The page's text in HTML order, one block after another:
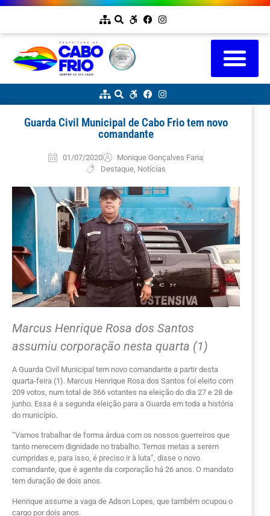
Guarda Civil Municipal de Cabo Frio tem novo
comandante
01/07/2020
Monique Gonçalves Faria
Destaque, Notícias
Marcus Henrique Rosa dos Santos
assumiu corporação nesta quarta (1)
A Guarda Civil Municipal tem novo comandante a partir desta
quarta-feira (1). Marcus Henrique Rosa dos Santos foi eleito com
209 votos, num total de 366 votantes na eleição do dia 27 e 28 de
junho. Essa é a segunda eleição para a Guarda em toda a história
do município.
“Vamos trabalhar de forma árdua com os nossos guerreiros que
tanto merecem dignidade no trabalho. Temos metas a serem
cumpridas e, para isso, é preciso ir à luta”, disse o novo
comandante, que é agente da corporação há 26 anos. O mandato
tem duração de dois anos.
Henrique assume a vaga de Adson Lopes, que também ocupou o
cargo por dois anos.